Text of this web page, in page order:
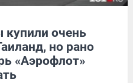
купили очень
но рано
«Аэрофлот»